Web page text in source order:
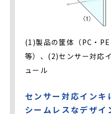
(1)製品の筐体（PC・
等）、(2)センサー対応
ュール
センサー対応インキ
シームレスなデザイ